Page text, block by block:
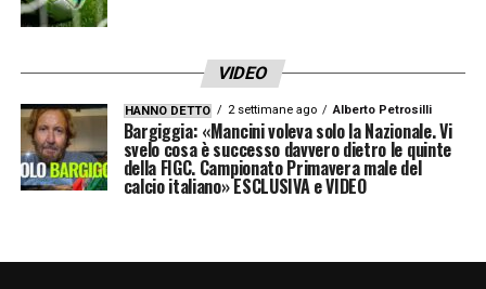
VIDEO
HANNO DETTO 2 settimane ago Alberto Petrosilli
Bargiggia: «Mancini voleva solo la Nazionale. Vi
svelo cosa è successo davvero dietro le quinte
della FIGC. Campionato Primavera male del
calcio italiano» ESCLUSIVA e VIDEO